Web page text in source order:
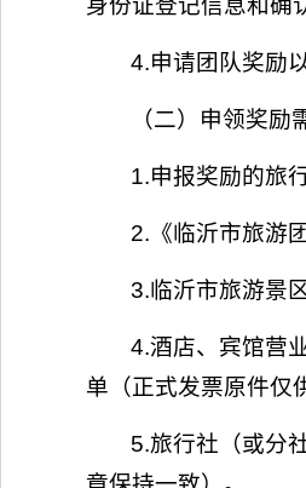
身份证登记信息和确
4.申请团队奖励
（二）申领奖
1.申报奖励的旅
2.《临沂市旅游
3.临沂市旅游景
4.酒店、宾馆营
单（正式发票原件仅
5.旅行社（或分